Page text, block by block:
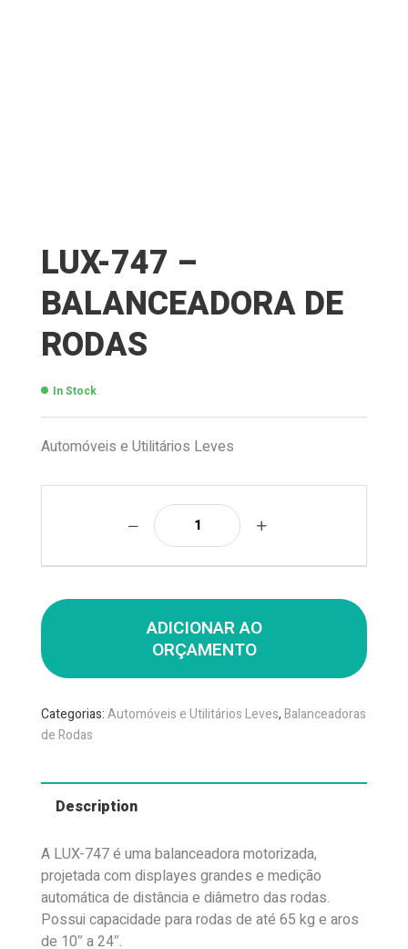
LUX-747 –
BALANCEADORA DE
RODAS
In Stock
Automóveis e Utilitários Leves
ADICIONAR AO
ORÇAMENTO
Categorias:Automóveis e Utilitários Leves,Balanceadoras
de Rodas
Description
A LUX-747 é uma balanceadora motorizada,
projetada com displayes grandes e medição
automática de distância e diâmetro das rodas.
Possui capacidade para rodas de até 65 kg e aros
de 10″ a 24″.